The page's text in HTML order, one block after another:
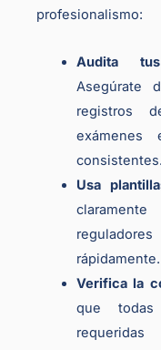
profesionalismo:
Audita
Asegúrate
registros
exámenes
consistentes.
Usa
rápidamente.
Verifica la
que